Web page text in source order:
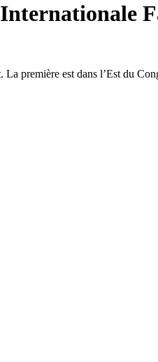
première est dans l’Est du